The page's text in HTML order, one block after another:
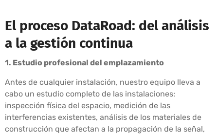
El proceso DataRoad: del análisis
a la gestión continua
1. Estudio profesional del emplazamiento
Antes de cualquier instalación, nuestro equipo lleva a
cabo un estudio completo de las instalaciones:
inspección física del espacio, medición de las
interferencias existentes, análisis de los materiales de
construcción que afectan a la propagación de la señal,